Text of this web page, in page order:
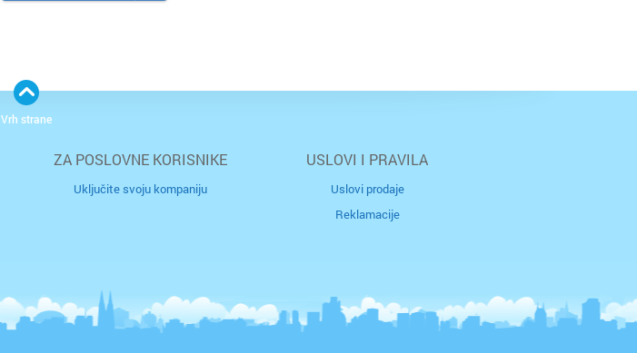
ZA POSLOVNE KORISNIKE
Uključite svoju kompaniju
USLOVI I PRAVILA
Uslovi prodaje
Reklamacije
Vrh strane